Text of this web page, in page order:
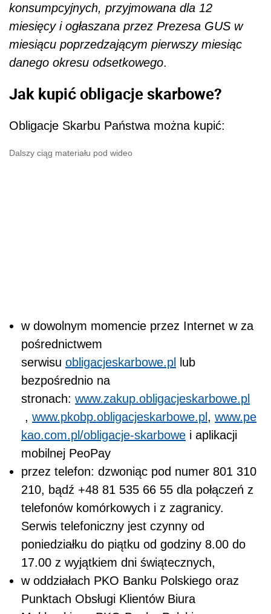
konsumpcyjnych, przyjmowana dla 12
miesięcy i ogłaszana przez Prezesa GUS w
miesiącu poprzedzającym pierwszy miesiąc
danego okresu odsetkowego.
Jak kupić obligacje skarbowe?
Obligacje Skarbu Państwa można kupić:
Dalszy ciąg materiału pod wideo
w dowolnym momencie przez Internet w za
pośrednictwem
serwisu obligacjeskarbowe.pl
lub
bezpośrednio na
stronach: www.zakup.obligacjeskarbowe.pl
, www.pkobp.obligacjeskarbowe.pl , www.pe
kao.com.pl/obligacje-skarbowe i aplikacji
mobilnej PeoPay
przez telefon: dzwoniąc pod numer 801 310
210, bądź +48 81 535 66 55 dla połączeń z
telefonów komórkowych i z zagranicy.
Serwis telefoniczny jest czynny od
poniedziałku do piątku od godziny 8.00 do
17.00 z wyjątkiem dni świątecznych,
w oddziałach PKO Banku Polskiego oraz
Punktach Obsługi Klientów Biura